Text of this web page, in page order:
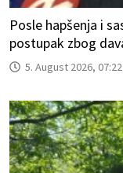
Posle hapšenja i
postupak zbog
5. August 2026,